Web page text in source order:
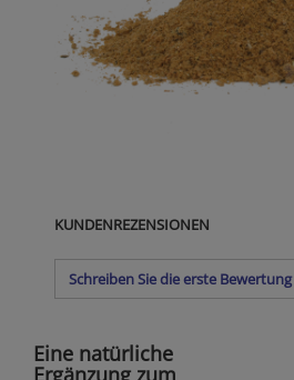
KUNDENREZENSIONEN
Schreiben Sie die erste Bewertung
Eine natürliche